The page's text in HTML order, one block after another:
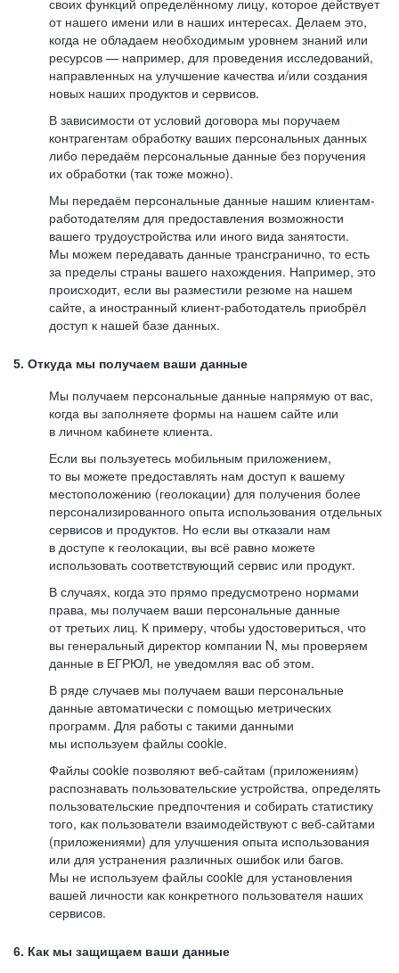
своих функций определённому лицу, которое действует
от нашего имени или в наших интересах. Делаем это,
когда не обладаем необходимым уровнем знаний или
ресурсов — например, для проведения исследований,
направленных на улучшение качества и/или создания
новых наших продуктов и сервисов.
В зависимости от условий договора мы поручаем
контрагентам обработку ваших персональных данных
либо передаём персональные данные без поручения
их обработки (так тоже можно).
Мы передаём персональные данные нашим клиентам-
работодателям для предоставления возможности
вашего трудоустройства или иного вида занятости.
Мы можем передавать данные трансгранично, то есть
за пределы страны вашего нахождения. Например, это
происходит, если вы разместили резюме на нашем
сайте, а иностранный клиент-работодатель приобрёл
доступ к нашей базе данных.
5. Откуда мы получаем ваши данные
Мы получаем персональные данные напрямую от вас,
когда вы заполняете формы на нашем сайте или
в личном кабинете клиента.
Если вы пользуетесь мобильным приложением,
то вы можете предоставлять нам доступ к вашему
местоположению (геолокации) для получения более
персонализированного опыта использования отдельных
сервисов и продуктов. Но если вы отказали нам
в доступе к геолокации, вы всё равно можете
использовать соответствующий сервис или продукт.
В случаях, когда это прямо предусмотрено нормами
права, мы получаем ваши персональные данные
от третьих лиц. К примеру, чтобы удостовериться, что
вы генеральный директор компании N, мы проверяем
данные в ЕГРЮЛ, не уведомляя вас об этом.
В ряде случаев мы получаем ваши персональные
данные автоматически с помощью метрических
программ. Для работы с такими данными
мы используем файлы cookie.
Файлы cookie позволяют веб-сайтам (приложениям)
распознавать пользовательские устройства, определять
пользовательские предпочтения и собирать статистику
того, как пользователи взаимодействуют с веб-сайтами
(приложениями) для улучшения опыта использования
или для устранения различных ошибок или багов.
Мы не используем файлы cookie для установления
вашей личности как конкретного пользователя наших
сервисов.
6. Как мы защищаем ваши данные